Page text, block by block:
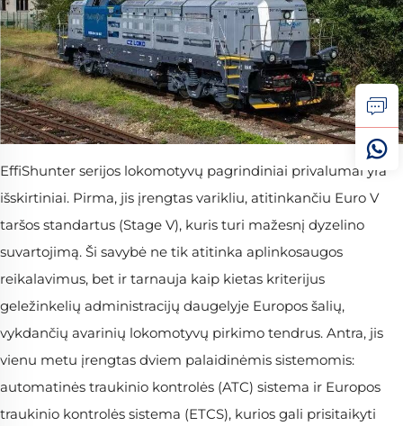
EffiShunter serijos lokomotyvų pagrindiniai privalumai yra
išskirtiniai. Pirma, jis įrengtas varikliu, atitinkančiu Euro V
taršos standartus (Stage V), kuris turi mažesnį dyzelino
suvartojimą. Ši savybė ne tik atitinka aplinkosaugos
reikalavimus, bet ir tarnauja kaip kietas kriterijus
geležinkelių administracijų daugelyje Europos šalių,
vykdančių avarinių lokomotyvų pirkimo tendrus. Antra, jis
vienu metu įrengtas dviem palaidinėmis sistemomis:
automatinės traukinio kontrolės (ATC) sistema ir Europos
traukinio kontrolės sistema (ETCS), kurios gali prisitaikyti